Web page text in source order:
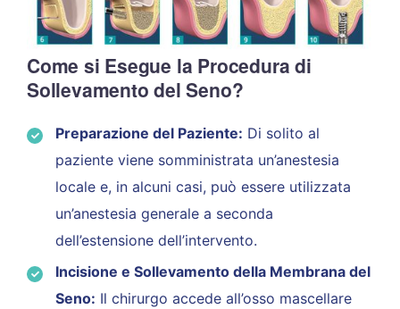
Come si Esegue la Procedura di
Sollevamento del Seno?
Preparazione del Paziente: Di solito al
paziente viene somministrata un’anestesia
locale e, in alcuni casi, può essere utilizzata
un’anestesia generale a seconda
dell’estensione dell’intervento.
Incisione e Sollevamento della Membrana del
Seno: Il chirurgo accede all’osso mascellare